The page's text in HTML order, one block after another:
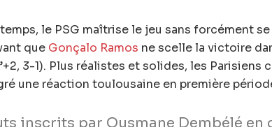
le PSG maîtrise le jeu sans forcément se
que Gonçalo Ramos ne scelle la victoire
3-1). Plus réalistes et solides, les Parisiens
une réaction toulousaine en première
inscrits par Ousmane Dembélé en